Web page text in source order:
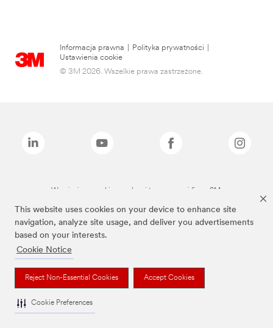
This website uses cookies on your device to enhance site
navigation, analyze site usage, and deliver you advertisements
based on your interests.
Cookie Notice
Reject Non-Essential Cookies Accept Cookies
Cookie Preferences
Informacja prawna Polityka prywatności
Ustawienia cookie
© 3M 2026. Wszelkie prawa zastrzeżone.
Wymienione marki są znakami towarowymi firmy 3M.